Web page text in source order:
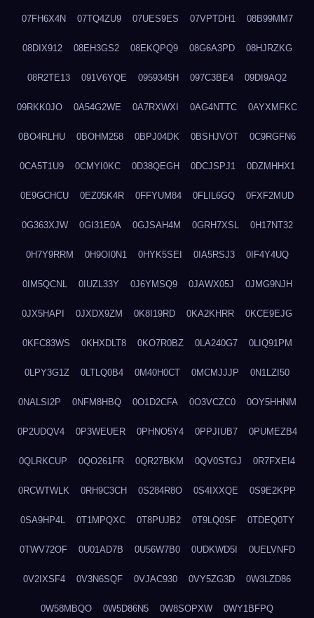
07FH6X4N 07TQ4ZU9 07UES9ES 07VPTDH1 08B99MM7
08DIX912 08EH3GS2 08EKQPQ9 08G6A3PD 08HJRZKG
08R2TE13 091V6YQE 0959345H 097C3BE4 09DI9AQ2
09RKK0JO 0A54G2WE 0A7RXWXI 0AG4NTTC 0AYXMFKC
0BO4RLHU 0BOHM258 0BPJ04DK 0BSHJVOT 0C9RGFN6
0CA5T1U9 0CMYI0KC 0D38QEGH 0DCJSPJ1 0DZMHHX1
0E9GCHCU 0EZ05K4R 0FFYUM84 0FLIL6GQ 0FXF2MUD
0G363XJW 0GI31E0A 0GJSAH4M 0GRH7XSL 0H17NT32
0H7Y9RRM 0H9OI0N1 0HYK5SEI 0IA5RSJ3 0IF4Y4UQ
0IM5QCNL 0IUZL33Y 0J6YMSQ9 0JAWX05J 0JMG9NJH
0JX5HAPI 0JXDX9ZM 0K8I19RD 0KA2KHRR 0KCE9EJG
0KFC83WS 0KHXDLT8 0KO7R0BZ 0LA240G7 0LIQ91PM
0LPY3G1Z 0LTLQ0B4 0M40H0CT 0MCMJJJP 0N1LZI50
0NALSI2P 0NFM8HBQ 0O1D2CFA 0O3VCZC0 0OY5HHNM
0P2UDQV4 0P3WEUER 0PHNO5Y4 0PPJIUB7 0PUMEZB4
0QLRKCUP 0QO261FR 0QR27BKM 0QV0STGJ 0R7FXEI4
0RCWTWLK 0RH9C3CH 0S284R8O 0S4IXXQE 0S9E2KPP
0SA9HP4L 0T1MPQXC 0T8PUJB2 0T9LQ0SF 0TDEQ0TY
0TWV72OF 0U01AD7B 0U56W7B0 0UDKWD5I 0UELVNFD
0V2IXSF4 0V3N6SQF 0VJAC930 0VY5ZG3D 0W3LZD86
0W58MBQO 0W5D86N5 0W8SOPXW 0WY1BFPQ